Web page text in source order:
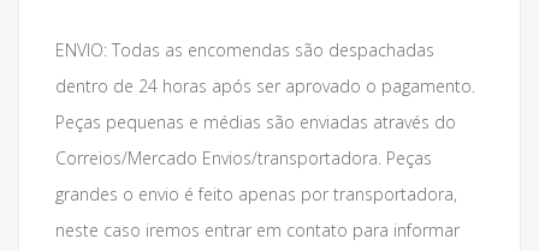
ENVIO: Todas as encomendas são despachadas
dentro de 24 horas após ser aprovado o pagamento.
Peças pequenas e médias são enviadas através do
Correios/Mercado Envios/transportadora. Peças
grandes o envio é feito apenas por transportadora,
neste caso iremos entrar em contato para informar